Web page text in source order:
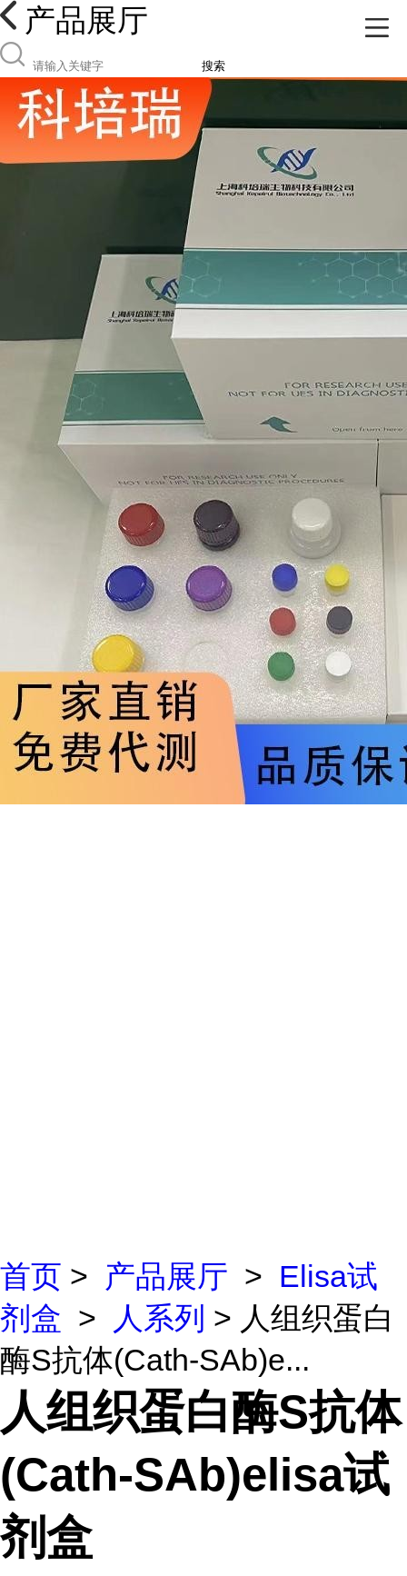
产品展厅
搜索
首页 > 产品展厅 > Elisa试
剂盒 > 人系列 > 人组织蛋白
酶S抗体(Cath-SAb)e...
人组织蛋白酶S抗体
(Cath-SAb)elisa试
剂盒